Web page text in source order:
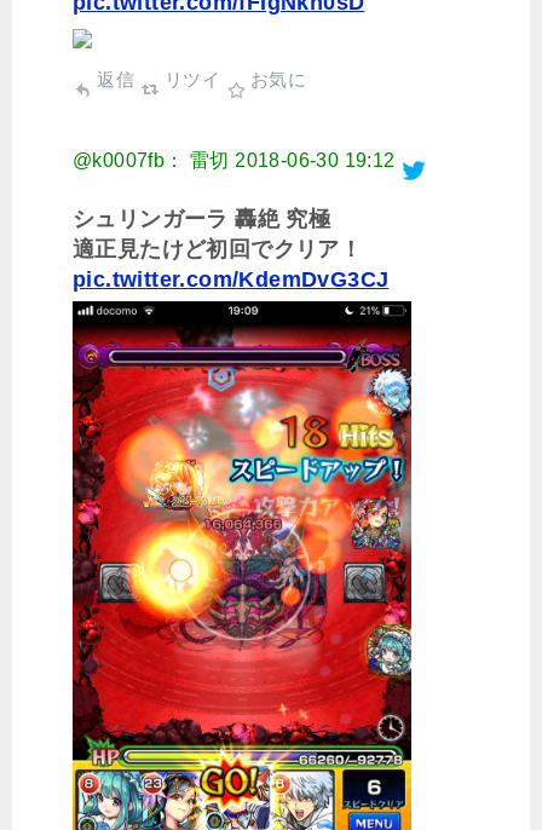
返信 リツイ お気に
@k0007fb： 雷切 2018-06-30 19:12
シュリンガーラ 轟絶 究極
適正見たけど初回でクリア！
pic.twitter.com/KdemDvG3CJ